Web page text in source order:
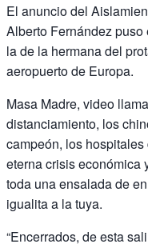
El anuncio del
Alberto Fernández
la de la hermana del
aeropuerto de Europa.
Masa Madre, video
distanciamiento, los
campeón, los
eterna crisis económica
toda una ensalada de
igualita a la tuya.
“Encerrados, de esta